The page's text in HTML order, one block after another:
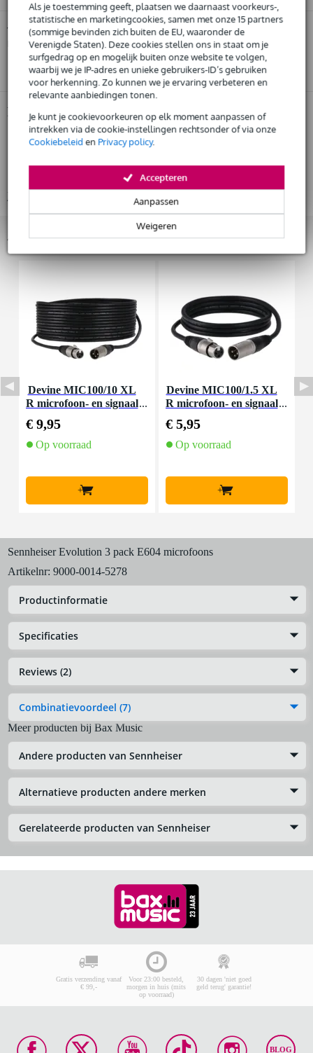
Als je toestemming geeft, plaatsen we daarnaast voorkeurs-,
statistische en marketingcookies, samen met onze 15 partners
(sommige bevinden zich buiten de EU, waaronder de
Verenigde Staten). Deze cookies stellen ons in staat om je
surfgedrag op en mogelijk buiten onze website te volgen,
waarbij we je IP-adres en unieke gebruikers-ID’s gebruiken
voor herkenning. Zo kunnen we je ervaring verbeteren en
relevante aanbiedingen tonen.
Je kunt je cookievoorkeuren op elk moment aanpassen of
intrekken via de cookie-instellingen rechtsonder of via onze
Cookiebeleiden Privacy policy.
Weigeren
Aanpassen
Accepteren
Huur dit product al vanaf 26 euro per maand
Huur meerdere producten tegelijk: min. € 300,- en max.
€ 2.500,-
Gratisthuisbezorgd of op te halen in de winkel
Al na 4 maanden maandelijks opzegbaar
De mogelijkheid om je product(en) met korting te kopen
Huur dit product
Twijfel je of deSennheiser Evolution 3 pack E604
microfoonsbij je past? Doe de check.
Start de check
Productinformatie
microfoonset
Bekijk alle productspecificaties
Accessoires (16)
Devine MIC100/10 XL
R microfoon- en signaal
€ 9,95
Op voorraad
+
Devine MIC100/1.5 XL
R microfoon- en signaal
€ 5,95
Op voorraad
+
Sennheiser Evolution 3 pack E604 microfoons
Artikelnr: 9000-0014-5278
Productinformatie
Specificaties
Reviews (2)
Combinatievoordeel (7)
Meer producten bij Bax Music
Andere producten van Sennheiser
Alternatieve producten andere merken
Gerelateerde producten van Sennheiser
Gratis verzending vanaf
€ 99,-
Voor 23:00 besteld,
morgen in huis (mits
op voorraad)
30 dagen 'niet goed
geld terug' garantie!
BLOG